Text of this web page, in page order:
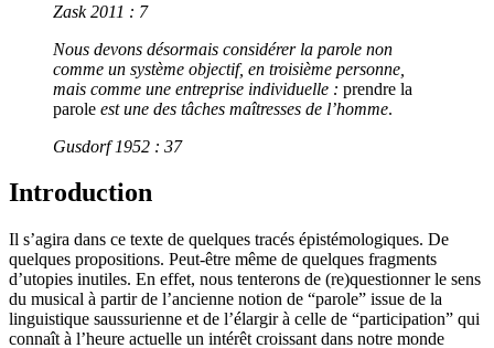
Zask 2011 : 7
Nous devons désormais considérer la parole non
comme un système objectif, en troisième personne,
mais comme une entreprise individuelle : prendre la
parole est une des tâches maîtresses de l’homme.
Gusdorf 1952 : 37
Introduction
Il s’agira dans ce texte de quelques tracés épistémologiques. De
quelques propositions. Peut-être même de quelques fragments
d’utopies inutiles. En effet, nous tenterons de (re)questionner le sens
du musical à partir de l’ancienne notion de “parole” issue de la
linguistique saussurienne et de l’élargir à celle de “participation” qui
connaît à l’heure actuelle un intérêt croissant dans notre monde